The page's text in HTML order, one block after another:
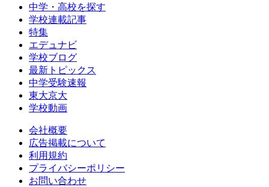
中学・高校を探す
学校連載記事
特集
エデュナビ
学校ブログ
最新トピックス
中学受験速報
東大京大
学校動画
会社概要
広告掲載について
利用規約
プライバシーポリシー
お問い合わせ